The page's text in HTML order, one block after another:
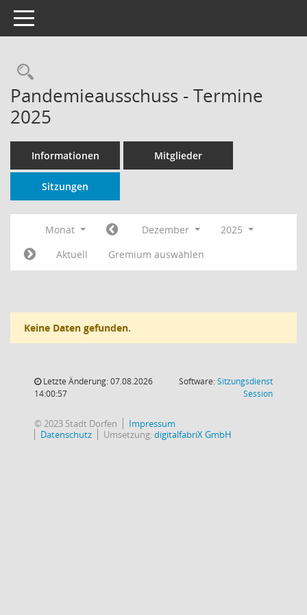
Toggle navigation
Rechercheauswahl
Pandemieausschuss - Termine
2025
Informationen Mitglieder
Sitzungen
Monat Dezember
2025
Aktuell
Gremium auswählen
Keine Daten gefunden.
Letzte Änderung: 07.08.2026
14:00:57
Software:Sitzungsdienst
Session(Wird in
© 2023 Stadt Dorfen
Impressum
Datenschutz
Umsetzung:digitalfabriX GmbH